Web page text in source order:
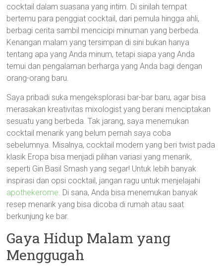
cocktail dalam suasana yang intim. Di sinilah tempat
bertemu para penggiat cocktail, dari pemula hingga ahli,
berbagi cerita sambil mencicipi minuman yang berbeda.
Kenangan malam yang tersimpan di sini bukan hanya
tentang apa yang Anda minum, tetapi siapa yang Anda
temui dan pengalaman berharga yang Anda bagi dengan
orang-orang baru.
Saya pribadi suka mengeksplorasi bar-bar baru, agar bisa
merasakan kreativitas mixologist yang berani menciptakan
sesuatu yang berbeda. Tak jarang, saya menemukan
cocktail menarik yang belum pernah saya coba
sebelumnya. Misalnya, cocktail modern yang beri twist pada
klasik Eropa bisa menjadi pilihan variasi yang menarik,
seperti Gin Basil Smash yang segar! Untuk lebih banyak
inspirasi dan opsi cocktail, jangan ragu untuk menjelajahi
apothekerome. Di sana, Anda bisa menemukan banyak
resep menarik yang bisa dicoba di rumah atau saat
berkunjung ke bar.
Gaya Hidup Malam yang
Menggugah